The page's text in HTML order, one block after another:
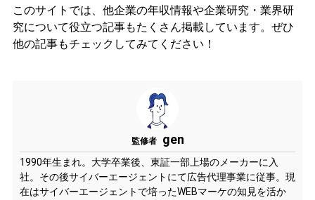
このサイトでは、他企業の年収情報や企業研究・業界研
究について役立つ記事もたくさん掲載しています。ぜひ
他の記事もチェックしてみてください！
監修者 gen
1990年生まれ。大学卒業後、東証一部上場のメーカーに入
社。その後サイバーエージェントにて広告代理事業に従事。現
在はサイバーエージェントで培ったWEBマーケの知見を活か